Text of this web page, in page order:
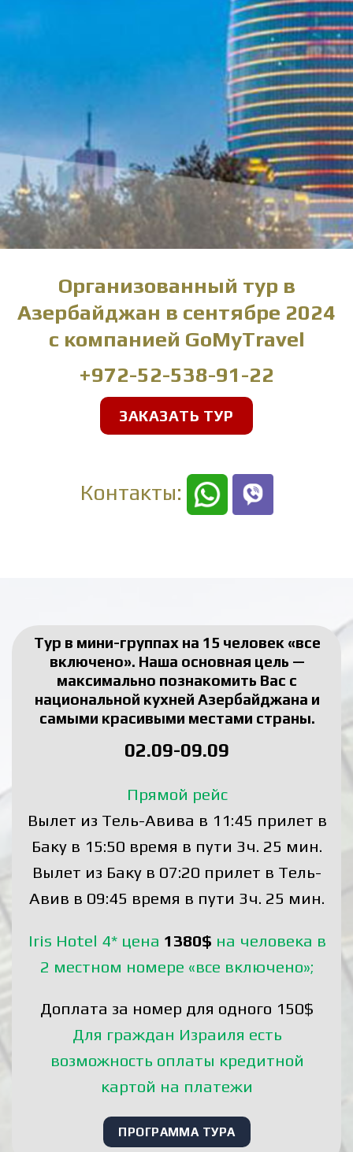
Организованный тур в
Азербайджан в сентябре 2024
с компанией GoMyTravel
+972-52-538-91-22
ЗАКАЗАТЬ ТУР
Контакты:
Тур в мини-группах на 15 человек «все
включено». Наша основная цель —
максимально познакомить Вас с
национальной кухней Азербайджана и
самыми красивыми местами страны.
02.09-09.09
Прямой рейс
Вылет из Тель-Авива в 11:45 прилет в
Баку в 15:50 время в пути 3ч. 25 мин.
Вылет из Баку в 07:20 прилет в Тель-
Авив в 09:45 время в пути 3ч. 25 мин.
Iris Hotel 4* цена 1380$ на человека в
2 местном номере «все включено»;
Доплата за номер для одного 150$
Для граждан Израиля есть
возможность оплаты кредитной
картой на платежи
ПРОГРАММА ТУРА